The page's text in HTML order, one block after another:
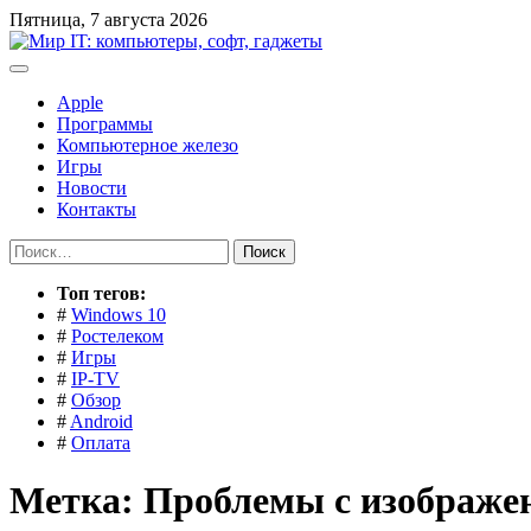
Перейти
к
содержимому
Пятница, 7 августа 2026
Apple
Программы
Компьютерное железо
Игры
Новости
Контакты
Найти:
Toп тегов:
# Windows 10
# Ростелеком
# Игры
# IP-TV
# Обзор
# Android
# Оплата
Метка: Проблемы с